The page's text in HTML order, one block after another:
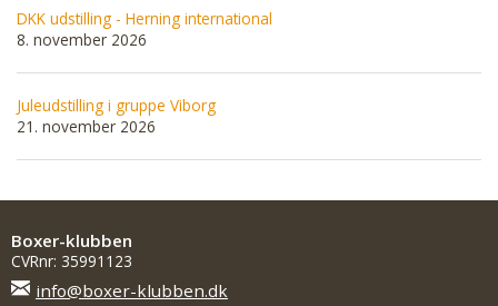
DKK udstilling - Herning international
8. november 2026
Juleudstilling i gruppe Viborg
21. november 2026
Boxer-klubben
CVRnr: 35991123
info@boxer-klubben.dk